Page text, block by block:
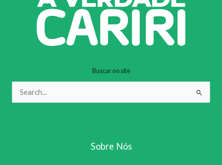
Buscar no site
Pesquisar
Sobre Nós